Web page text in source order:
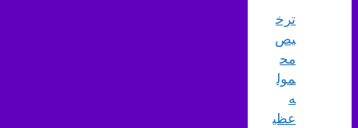
ترخ
یص
مح
مول
ه
عظی